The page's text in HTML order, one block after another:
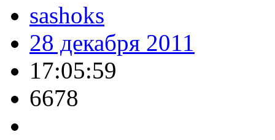
sashoks
28 декабря 2011
17:05:59
6678